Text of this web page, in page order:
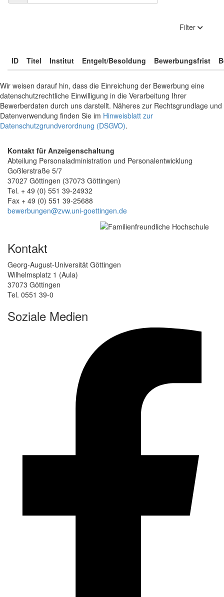
Filter
ID Titel Institut Entgelt/Besoldung Bewerbungsfrist
Wir weisen darauf hin, dass die Einreichung der Bewerbung eine
datenschutzrechtliche Einwilligung in die Verarbeitung Ihrer
Bewerberdaten durch uns darstellt. Näheres zur Rechtsgrundlage und
Datenverwendung finden Sie im Hinweisblatt zur
Datenschutzgrundverordnung (DSGVO).
Kontakt für Anzeigenschaltung
Abteilung Personaladministration und Personalentwicklung
Goßlerstraße 5/7
37027 Göttingen (37073 Göttingen)
Tel. + 49 (0) 551 39-24932
Fax + 49 (0) 551 39-25688
bewerbungen@zvw.uni-goettingen.de
Kontakt
Georg-August-Universität Göttingen
Wilhelmsplatz 1 (Aula)
37073 Göttingen
Tel. 0551 39-0
Soziale Medien